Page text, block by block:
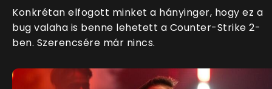
Konkrétan elfogott minket a hányinger, hogy ez a
bug valaha is benne lehetett a Counter-Strike 2-
ben. Szerencsére már nincs.